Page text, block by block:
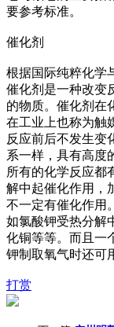
要参考标准。
催化剂
根据国际纯粹化学
催化剂是一种改变
的物质。催化剂在
在工业上也称为触
反应前后不发生变
系一样，具有高度
所有的化学反应都
解中起催化作用，
不一定有催化作用
如氯酸钾受热分解
化铜等等。而且一
钾制取氧气时还可
打赏